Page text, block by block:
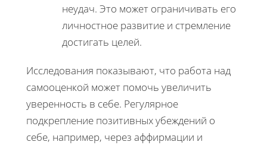
неудач. Это может ограничивать его
личностное развитие и стремление
достигать целей.
Исследования показывают, что работа над
самооценкой может помочь увеличить
уверенность в себе. Регулярное
подкрепление позитивных убеждений о
себе, например, через аффирмации и